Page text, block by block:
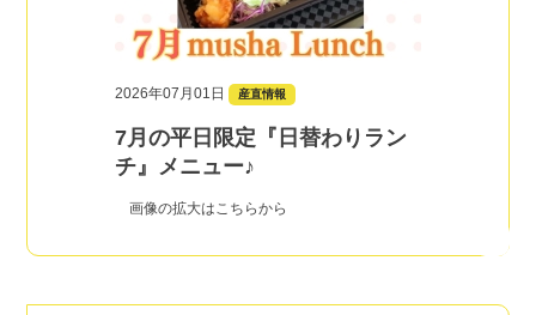
2026年07月01日 産直情報
7月の平日限定『日替わりラン
チ』メニュー♪
画像の拡大はこちらから